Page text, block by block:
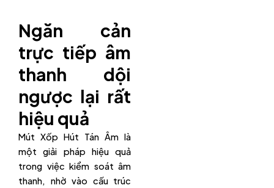
Ngăn cản
trực tiếp âm
thanh dội
ngược lại rất
hiệu quả
Mút Xốp Hút Tán Âm là
một giải pháp hiệu quả
trong việc kiểm soát âm
thanh, nhờ vào cấu trúc